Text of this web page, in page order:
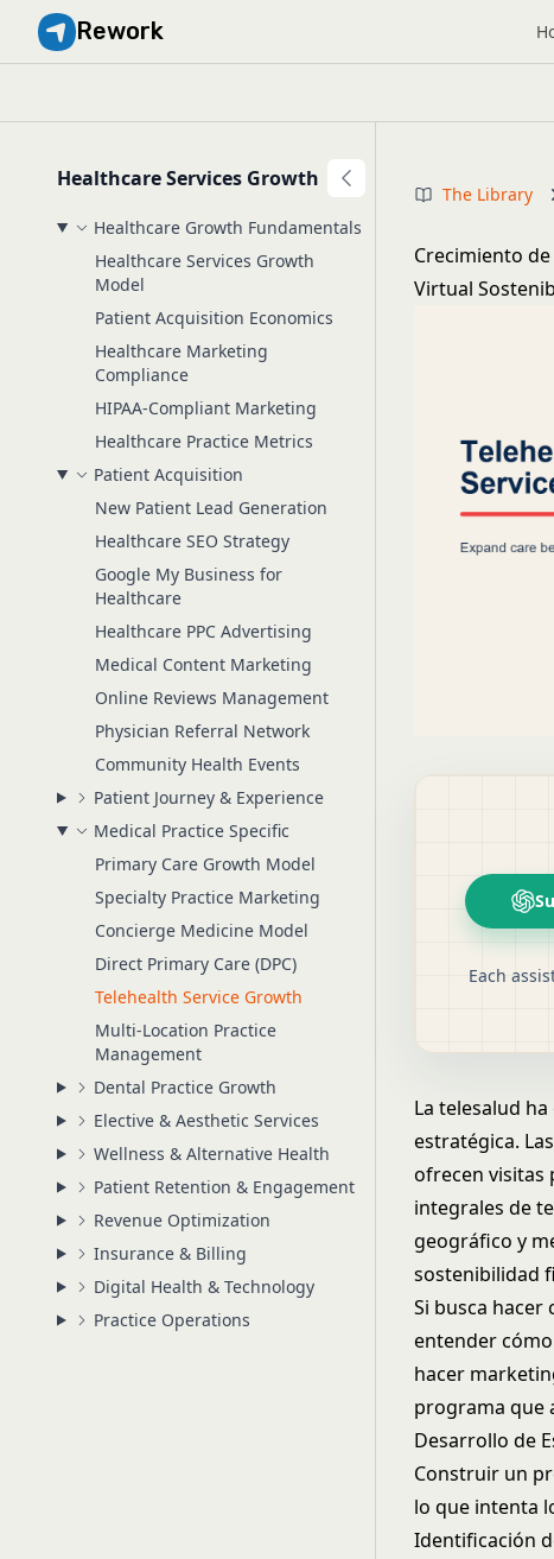
Rework
Healthcare Services Growth
Healthcare Growth Fundamentals
Healthcare Services Growth
Model
Patient Acquisition Economics
Healthcare Marketing
Compliance
HIPAA-Compliant Marketing
Healthcare Practice Metrics
Patient Acquisition
New Patient Lead Generation
Healthcare SEO Strategy
Google My Business for
Healthcare
Healthcare PPC Advertising
Medical Content Marketing
Online Reviews Management
Physician Referral Network
Community Health Events
Patient Journey & Experience
Medical Practice Specific
Primary Care Growth Model
Specialty Practice Marketing
Concierge Medicine Model
Direct Primary Care (DPC)
Telehealth Service Growth
Multi-Location Practice
Management
Dental Practice Growth
Elective & Aesthetic Services
Wellness & Alternative Health
Patient Retention & Engagement
Revenue Optimization
Insurance & Billing
Digital Health & Technology
Practice Operations
The Library
Crecimiento
Virtual
Each
La telesalud
estratégica.
ofrecen visitas
integrales de
geográfico y
sostenibilidad
Si busca hacer
entender
hacer
programa que
Desarrollo de
Construir un
lo que intenta
Identificación